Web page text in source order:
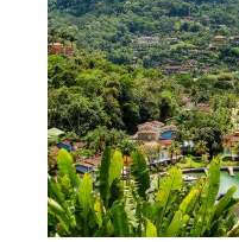
ומרכז אמריקה לחצו לרשימת
לחצו לרשימת היעדים »
לחצו לרשימת היעדים »